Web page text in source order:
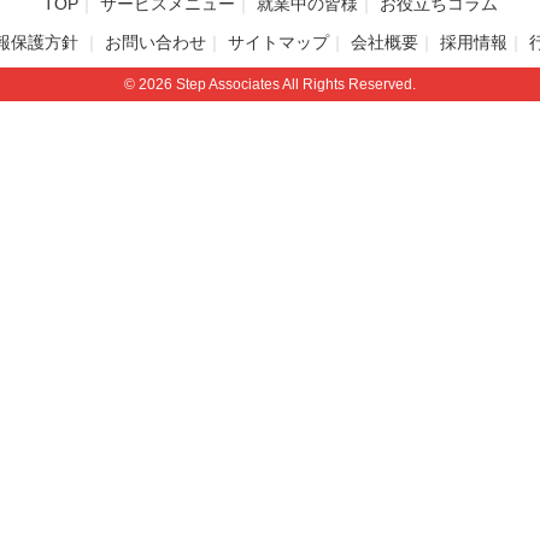
保護方針
お問い合わせ サイトマップ 会社概要 採用情報
© 2026 Step Associates All Rights Reserved.